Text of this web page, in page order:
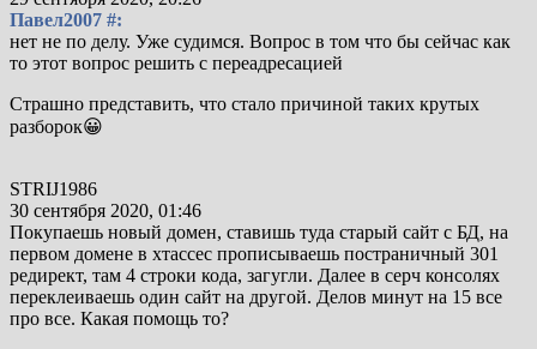
Павел2007 #:
нет не по делу. Уже судимся. Вопрос в том что бы сейчас как
то этот вопрос решить с переадресацией
Страшно представить, что стало причиной таких крутых
разборок😀
STRIJ1986
30 сентября 2020, 01:46
Покупаешь новый домен, ставишь туда старый сайт с БД, на
первом домене в хтассес прописываешь постраничный 301
редирект, там 4 строки кода, загугли. Далее в серч консолях
переклеиваешь один сайт на другой. Делов минут на 15 все
про все. Какая помощь то?